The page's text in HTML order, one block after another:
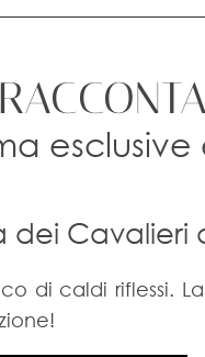
dei Cavalieri
di caldi riflessi.